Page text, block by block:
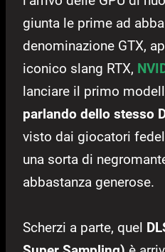
giunta le prime ad
denominazione GTX,
iconico slang RTX,
lanciare il primo
parlando dello stesso
visto dai giocatori
una sorta di
abbastanza generose.
Scherzi a parte, quel